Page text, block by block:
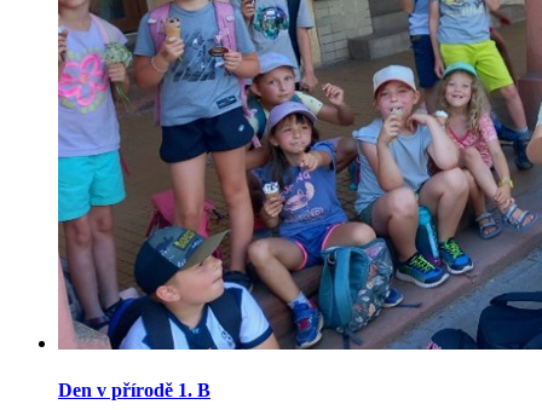
Den v přírodě 1. B